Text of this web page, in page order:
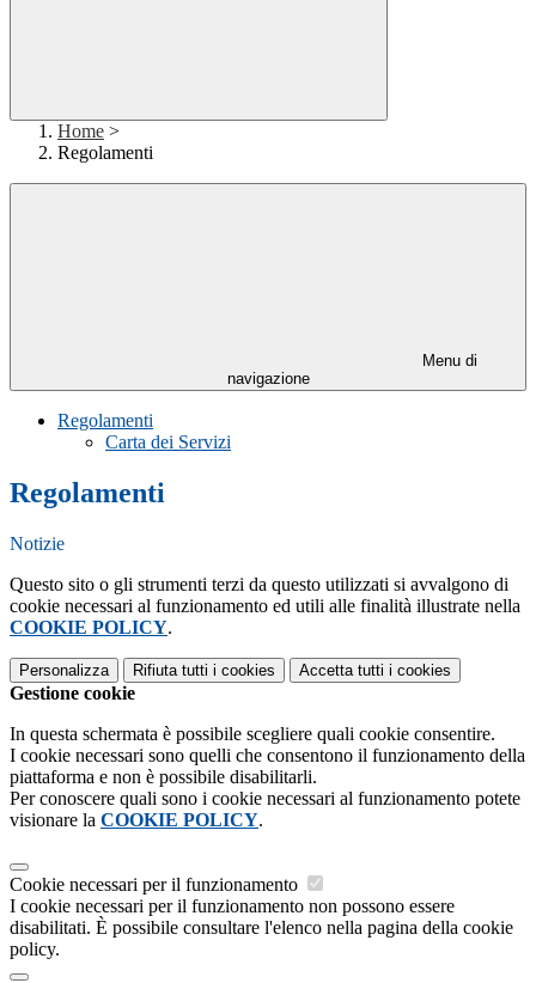
Home >
Regolamenti
Menu di
navigazione
Regolamenti
Carta dei Servizi
Regolamenti
Notizie
Questo sito o gli strumenti terzi da questo utilizzati si avvalgono di
cookie necessari al funzionamento ed utili alle finalità illustrate nella
COOKIE POLICY.
Personalizza Rifiuta tutti i cookies Accetta tutti i cookies
Gestione cookie
In questa schermata è possibile scegliere quali cookie consentire.
I cookie necessari sono quelli che consentono il funzionamento della
piattaforma e non è possibile disabilitarli.
Per conoscere quali sono i cookie necessari al funzionamento potete
visionare la COOKIE POLICY.
Cookie necessari per il funzionamento
I cookie necessari per il funzionamento non possono essere
disabilitati. È possibile consultare l'elenco nella pagina della cookie
policy.